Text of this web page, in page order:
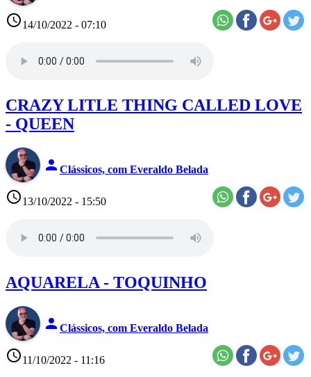
access_time14/10/2022 - 07:10
CRAZY LITLE THING CALLED LOVE
- QUEEN
person Clássicos, com Everaldo Belada
access_time13/10/2022 - 15:50
AQUARELA - TOQUINHO
person Clássicos, com Everaldo Belada
access_time11/10/2022 - 11:16